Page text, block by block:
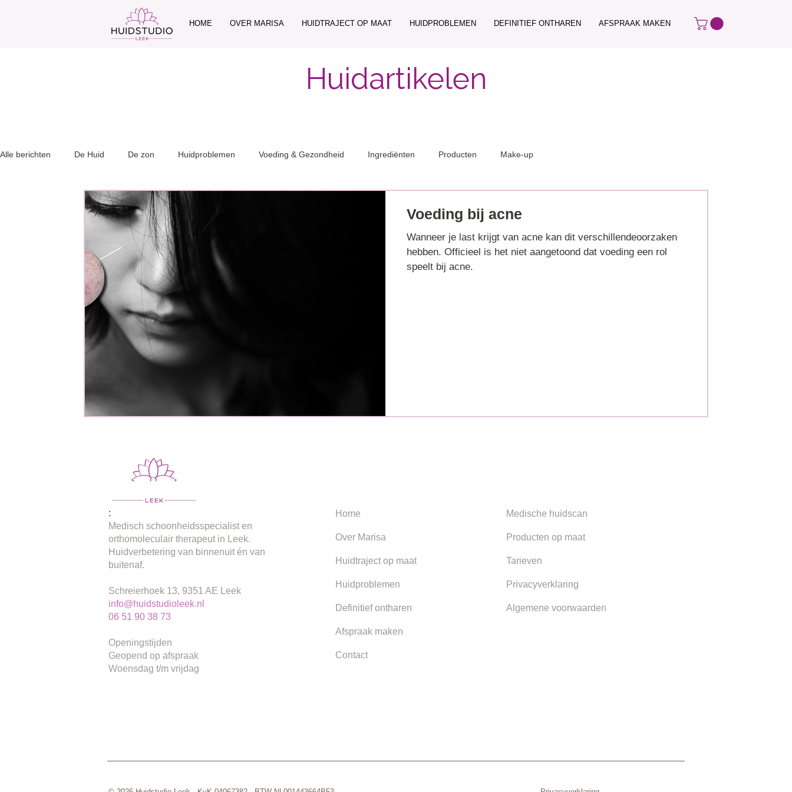
HOME OVER MARISA HUIDTRAJECT OP MAAT HUIDPROBLEMEN DEFINITIEF ONTHAREN AFSPRAAK MAKEN
Huidartikelen
Alle berichten De Huid De zon Huidproblemen Voeding & Gezondheid Ingrediënten Producten Make-up
Voeding bij acne
Wanneer je last krijgt van acne kan dit verschillendeoorzaken
hebben. Officieel is het niet aangetoond dat voeding een rol
speelt bij acne.
:
Medisch schoonheidsspecialist en
orthomoleculair therapeut in Leek.
Huidverbetering van binnenuit én van
buitenaf.
Schreierhoek 13, 9351 AE Leek
info@huidstudioleek.nl
06 51 90 38 73
Openingstijden
Geopend op afspraak
Woensdag t/m vrijdag
Home
Over Marisa
Huidtraject op maat
Huidproblemen
Definitief ontharen
Afspraak maken
Contact
Medische huidscan
Producten op maat
Tarieven
Privacyverklaring
Algemene voorwaarden